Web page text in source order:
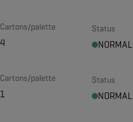
Cartons/palette
4
Status
NORMAL
Cartons/palette
1
Status
NORMAL